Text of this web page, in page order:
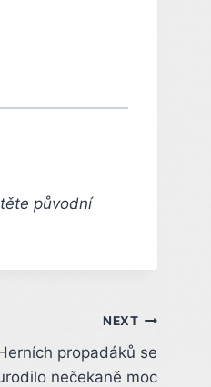
původní
NEXT
propadáků se
nečekaně moc